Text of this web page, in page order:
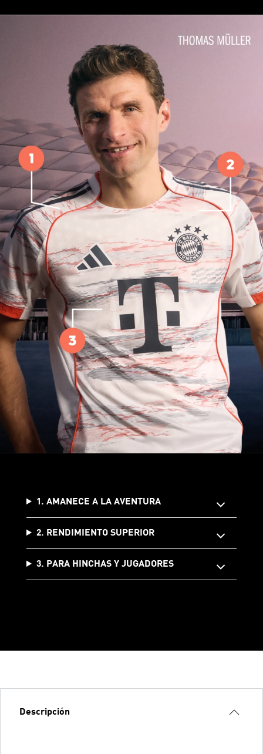
1. AMANECE A LA AVENTURA
2. RENDIMIENTO SUPERIOR
3. PARA HINCHAS Y JUGADORES
Descripción